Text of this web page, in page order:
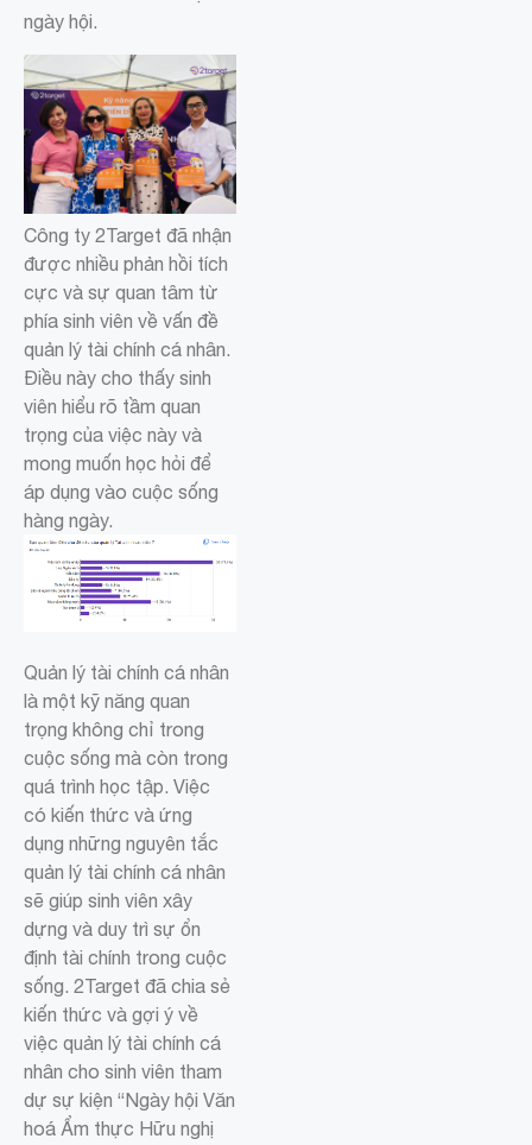
ngày hội.
Công ty 2Target đã nhận
được nhiều phản hồi tích
cực và sự quan tâm từ
phía sinh viên về vấn đề
quản lý tài chính cá nhân.
Điều này cho thấy sinh
viên hiểu rõ tầm quan
trọng của việc này và
mong muốn học hỏi để
áp dụng vào cuộc sống
hàng ngày.
Quản lý tài chính cá nhân
là một kỹ năng quan
trọng không chỉ trong
cuộc sống mà còn trong
quá trình học tập. Việc
có kiến thức và ứng
dụng những nguyên tắc
quản lý tài chính cá nhân
sẽ giúp sinh viên xây
dựng và duy trì sự ổn
định tài chính trong cuộc
sống. 2Target đã chia sẻ
kiến thức và gợi ý về
việc quản lý tài chính cá
nhân cho sinh viên tham
dự sự kiện “Ngày hội Văn
hoá Ẩm thực Hữu nghị